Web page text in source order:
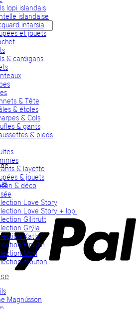
lopi islandais
islandaise
intarsia
et jouets
& cardigans
& Tête
& étoles
& Cols
& gants
& pieds
& layette
& jouets
& déco
Love Story
Love Story + lopi
Gilitrutt
Grýla
Katla
Einrúm
Mosi
mouton
Magnússon